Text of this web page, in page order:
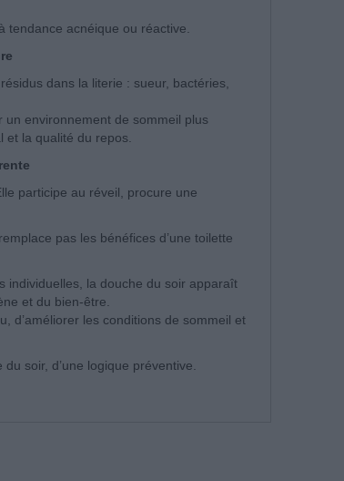
acnéique ou réactive.
dans la literie : sueur, bactéries,
un environnement de sommeil plus
la qualité du repos.
participe au réveil, procure une
pas les bénéfices d’une toilette
individuelles, la douche du soir apparaît
et du bien-être.
d’améliorer les conditions de sommeil et
soir, d’une logique préventive.